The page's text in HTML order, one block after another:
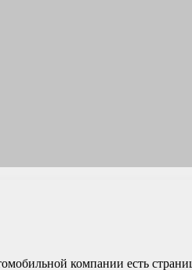
компании есть